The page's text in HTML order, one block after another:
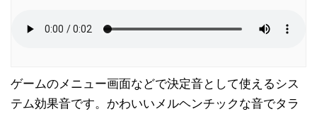
ゲームのメニュー画面などで決定音として使えるシス
テム効果音です。かわいいメルヘンチックな音でタラ